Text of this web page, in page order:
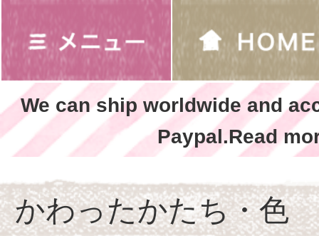
We can ship worldwide and
Paypal.Read
かわったかたち・色